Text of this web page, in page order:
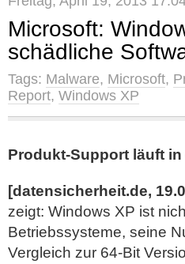
Microsoft:
schädliche
Tags: Malware, Microsoft,
Report, Windows XP
Produkt-Support läuft
[datensicherheit.de,
zeigt: Windows XP ist
Betriebssysteme, seine
Vergleich zur 64-Bit